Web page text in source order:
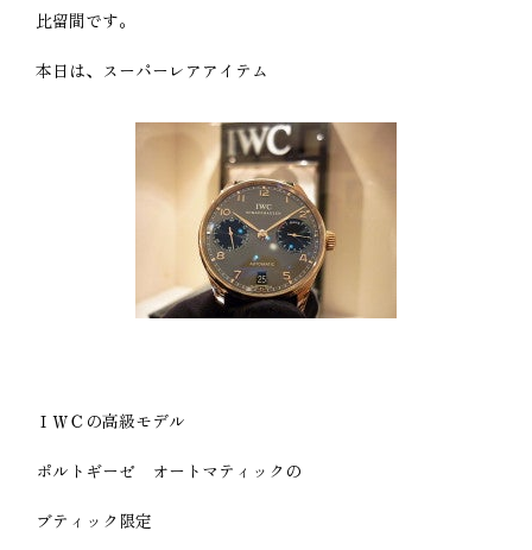
比留間です。
本日は、スーパーレアアイテム
ＩＷＣの高級モデル
ポルトギーゼ オートマティックの
ブティック限定